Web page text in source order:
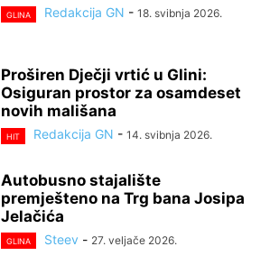
GLINA Redakcija GN - 18. svibnja 2026.
Proširen Dječji vrtić u Glini:
Osiguran prostor za osamdeset
novih mališana
HIT Redakcija GN - 14. svibnja 2026.
Autobusno stajalište
premješteno na Trg bana Josipa
Jelačića
GLINA Steev - 27. veljače 2026.